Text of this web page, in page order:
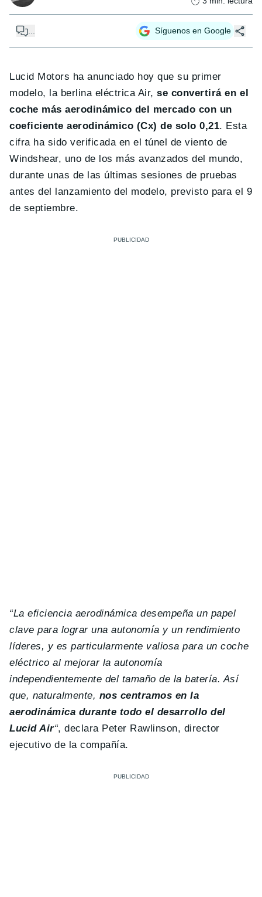
... Síguenos en Google
Lucid Motors ha anunciado hoy que su primer
modelo, la berlina eléctrica Air,se convertirá en el
coche más aerodinámico del mercado con un
coeficiente aerodinámico (Cx) de solo 0,21. Esta
cifra ha sido verificada en el túnel de viento de
Windshear, uno de los más avanzados del mundo,
durante unas de las últimas sesiones de pruebas
antes del lanzamiento del modelo, previsto para el 9
de septiembre.
“La eficiencia aerodinámica desempeña un papel
clave para lograr una autonomía y un rendimiento
líderes, y es particularmente valiosa para un coche
eléctrico al mejorar la autonomía
independientemente del tamaño de la batería. Así
que, naturalmente, nos centramos en la
aerodinámica durante todo el desarrollo del
Lucid Air“, declara Peter Rawlinson, director
ejecutivo de la compañía.